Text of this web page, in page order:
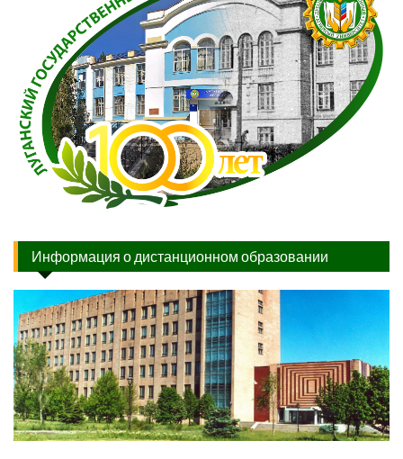
Информация о дистанционном образовании